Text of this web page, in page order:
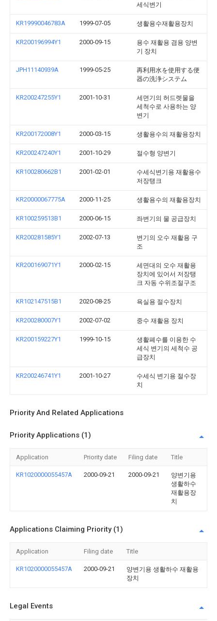
세식변기
KR19990046783A 1999-07-05 생활용수재활용장치
KR200196994Y1 2000-09-15
용수 재활용 겸용 양변
기 장치
JPH11140939A 1999-05-25
再利用水を使用する便
器の洗浄システム
KR200247255Y1 2001-10-31
세면기의 허드렛물을
세척수로 사용하는 양
변기
KR200172008Y1 2000-03-15 생활용수의 재활용장치
KR200247240Y1 2001-10-29 절수형 양변기
KR100280662B1 2001-02-01
수세식변기용 재활용수
저장탱크
KR20000067775A 2000-11-25 생활용수의 재활용장치
KR100259513B1 2000-06-15 좌변기의 물 공급장치
KR200281585Y1 2002-07-13
변기의 오수 재활용 구
조
KR200169071Y1 2000-02-15
세면대의 오수 재활용
장치에 있어서 저장탱
크 자동 수위조절구조
KR102147515B1 2020-08-25 욕실용 절수장치
KR200280007Y1 2002-07-02 중수 재활용 장치
KR200159227Y1 1999-10-15
생활폐수를 이용한 수
세식 변기의 세척수 공
급장치
KR200246741Y1 2001-10-27
수세식 변기용 절수장
치
Priority And Related Applications
Priority Applications (1)
Application Priority date Filing date Title
KR1020000055457A 2000-09-21 2000-09-21
양변기용
생활하수
재활용장
치
Applications Claiming Priority (1)
Application Filing date Title
KR1020000055457A 2000-09-21
양변기용 생활하수 재활용
장치
Legal Events